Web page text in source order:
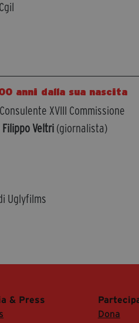
anni dalla sua nascita
XVIII Commissione
Filippo Veltri (giornalista)
Uglyfilms
& Press
Dona